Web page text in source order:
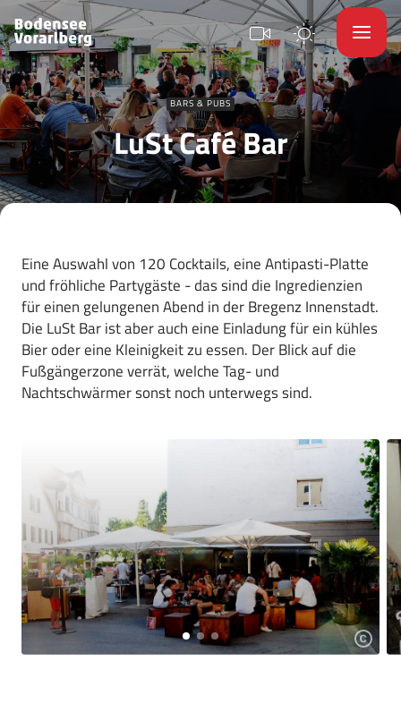
BARS & PUBS
LuSt Café Bar
Eine Auswahl von 120 Cocktails, eine Antipasti-Platte
und fröhliche Partygäste - das sind die Ingredienzien
für einen gelungenen Abend in der Bregenz Innenstadt.
Die LuSt Bar ist aber auch eine Einladung für ein kühles
Bier oder eine Kleinigkeit zu essen. Der Blick auf die
Fußgängerzone verrät, welche Tag- und
Nachtschwärmer sonst noch unterwegs sind.